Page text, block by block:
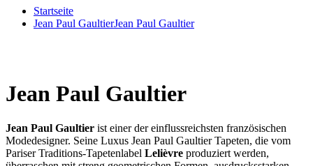
Startseite
Jean Paul GaultierJean Paul Gaultier
Jean Paul Gaultier
Jean Paul Gaultier ist einer der einflussreichsten französischen
Modedesigner. Seine Luxus Jean Paul Gaultier Tapeten, die vom
Pariser Traditions-Tapetenlabel Lelièvre produziert werden,